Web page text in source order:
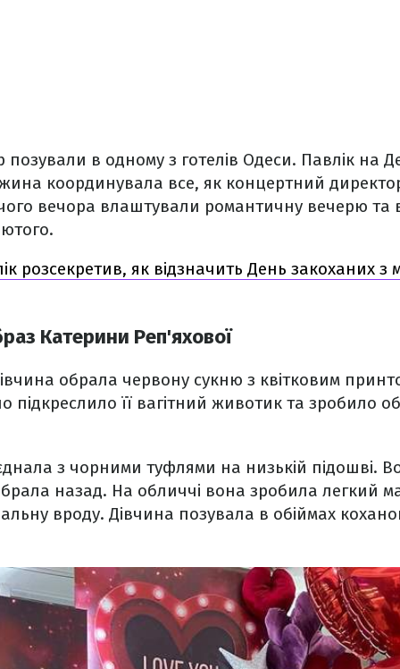
позували в одному з готелів Одеси. Павлік на
координувала все, як концертний
вечора влаштували романтичну вечерю та
розсекретив, як відзначить День закоханих
Катерини Реп'яхової
обрала червону сукню з квітковим
підкреслило її вагітний животик та зробило
з чорними туфлями на низькій підошві.
назад. На обличчі вона зробила легкий
вроду. Дівчина позувала в обіймах